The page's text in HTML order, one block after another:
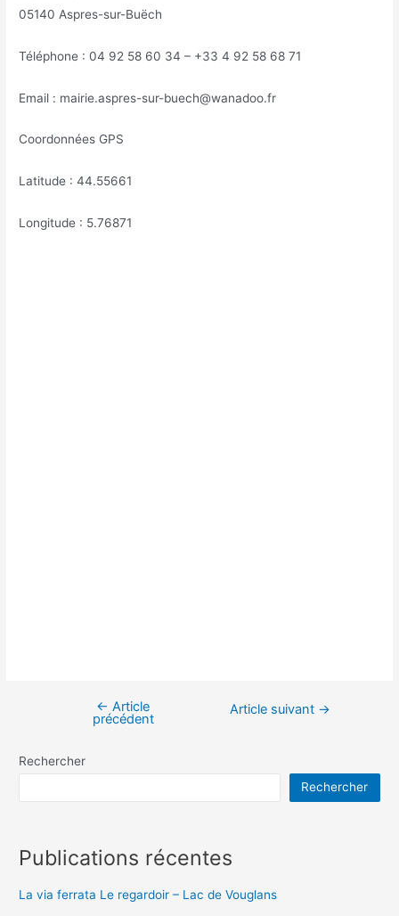
05140 Aspres-sur-Buëch
Téléphone : 04 92 58 60 34 – +33 4 92 58 68 71
Email : mairie.aspres-sur-buech@wanadoo.fr
Coordonnées GPS
Latitude : 44.55661
Longitude : 5.76871
Navigation
← Article
précédent
Article suivant →
Rechercher
Rechercher
Publications récentes
La via ferrata Le regardoir – Lac de Vouglans